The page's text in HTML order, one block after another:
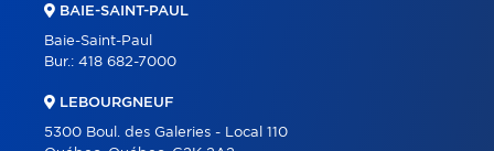
À PROPOS
OUTILS
BAIE-SAINT-PAUL
Baie-Saint-Paul
Bur.: 418 682-7000
LEBOURGNEUF
5300 Boul. des Galeries - Local 110